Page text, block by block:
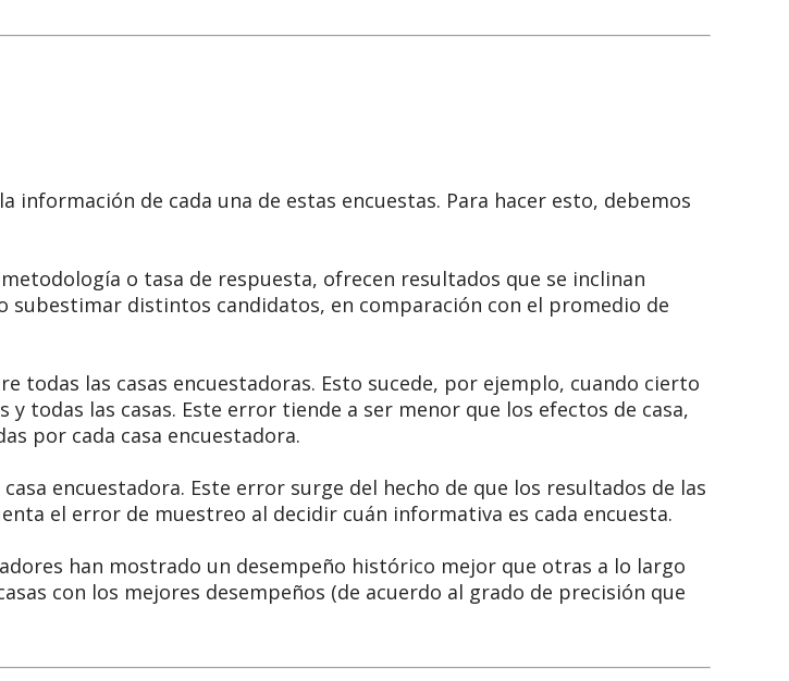
de cada una de estas encuestas. Para hacer esto, debemos
o tasa de respuesta, ofrecen resultados que se inclinan
distintos candidatos, en comparación con el promedio de
todas las casas encuestadoras. Esto sucede, por ejemplo, cuando cierto
todas las casas. Este error tiende a ser menor que los efectos de casa,
por cada casa encuestadora.
encuestadora. Este error surge del hecho de que los resultados de las
el error de muestreo al decidir cuán informativa es cada encuesta.
han mostrado un desempeño histórico mejor que otras a lo largo
con los mejores desempeños (de acuerdo al grado de precisión que